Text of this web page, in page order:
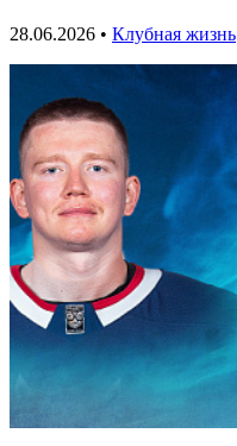
28.06.2026 • Клубная жизнь